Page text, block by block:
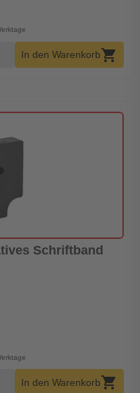
Menge
In den Warenkorbshopping_cart
Schriftband
Menge
In den Warenkorbshopping_cart